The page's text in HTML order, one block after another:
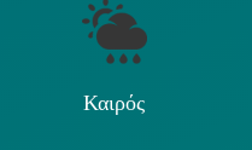
Καιρός